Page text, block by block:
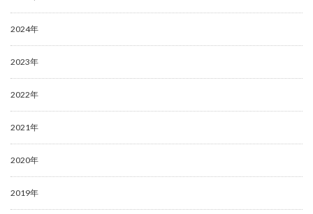
2024年
2023年
2022年
2021年
2020年
2019年